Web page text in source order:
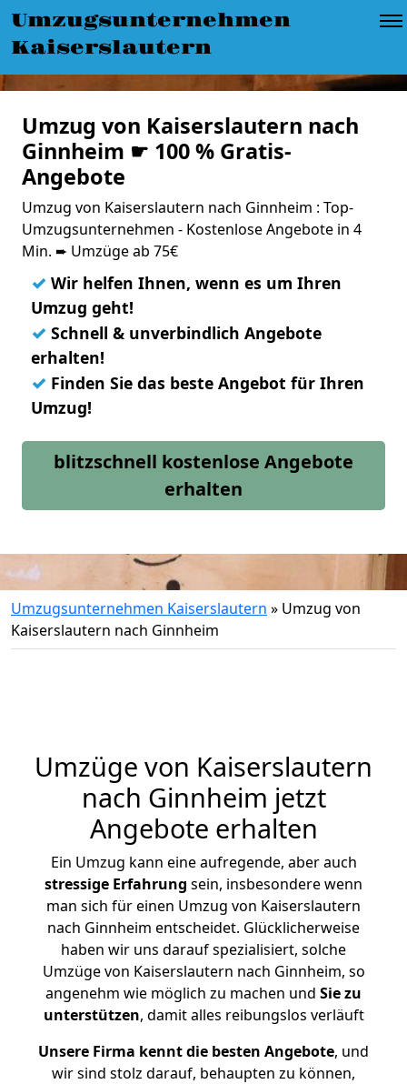
Umzugsunternehmen
Kaiserslautern
Umzug von Kaiserslautern nach
Ginnheim ☛ 100 % Gratis-
Angebote
Umzug von Kaiserslautern nach Ginnheim : Top-
Umzugsunternehmen - Kostenlose Angebote in 4
Min. ➨ Umzüge ab 75€
✓ Wir helfen Ihnen, wenn es um Ihren
Umzug geht!
✓ Schnell & unverbindlich Angebote
erhalten!
✓ Finden Sie das beste Angebot für Ihren
Umzug!
blitzschnell kostenlose Angebote
erhalten
Umzugsunternehmen Kaiserslautern » Umzug von
Kaiserslautern nach Ginnheim
Umzüge von Kaiserslautern
nach Ginnheim jetzt
Angebote erhalten
Ein Umzug kann eine aufregende, aber auch
stressige Erfahrung sein, insbesondere wenn
man sich für einen Umzug von Kaiserslautern
nach Ginnheim entscheidet. Glücklicherweise
haben wir uns darauf spezialisiert, solche
Umzüge von Kaiserslautern nach Ginnheim, so
angenehm wie möglich zu machen und Sie zu
unterstützen, damit alles reibungslos verläuft
Unsere Firma kennt die besten Angebote, und
wir sind stolz darauf, behaupten zu können,